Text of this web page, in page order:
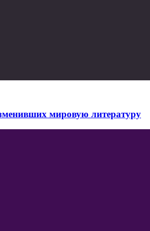
мировую литературу